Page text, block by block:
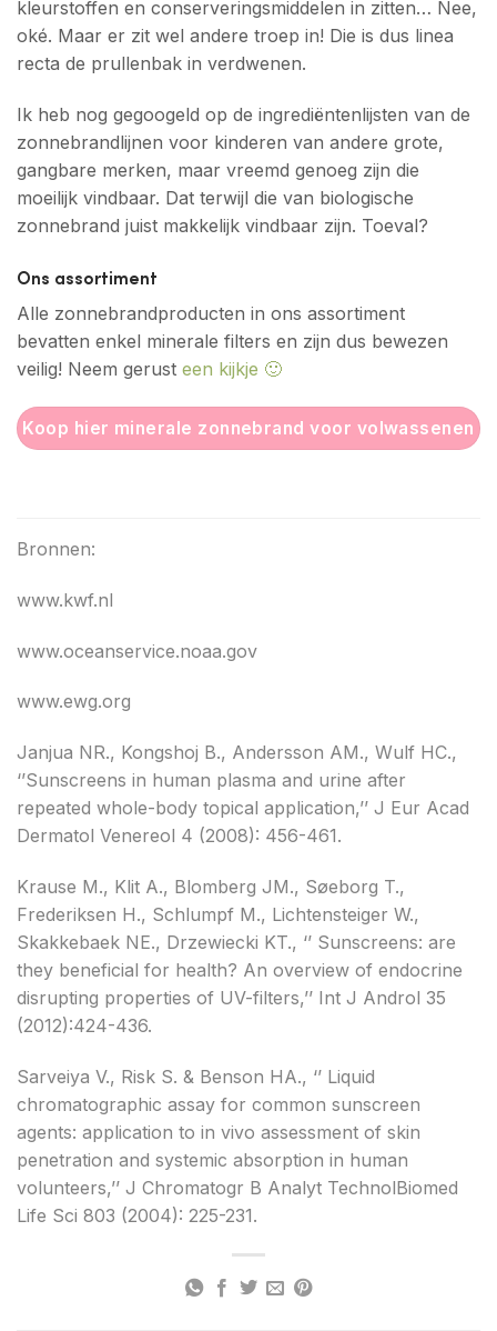
kleurstoffen en conserveringsmiddelen in zitten… Nee,
oké. Maar er zit wel andere troep in! Die is dus linea
recta de prullenbak in verdwenen.
Ik heb nog gegoogeld op de ingrediëntenlijsten van de
zonnebrandlijnen voor kinderen van andere grote,
gangbare merken, maar vreemd genoeg zijn die
moeilijk vindbaar. Dat terwijl die van biologische
zonnebrand juist makkelijk vindbaar zijn. Toeval?
Ons assortiment
Alle zonnebrandproducten in ons assortiment
bevatten enkel minerale filters en zijn dus bewezen
veilig! Neem gerust een kijkje 🙂
Koop hier minerale zonnebrand voor volwassenen
Bronnen:
www.kwf.nl
www.oceanservice.noaa.gov
www.ewg.org
Janjua NR., Kongshoj B., Andersson AM., Wulf HC.,
‘’Sunscreens in human plasma and urine after
repeated whole-body topical application,’’ J Eur Acad
Dermatol Venereol 4 (2008): 456-461.
Krause M., Klit A., Blomberg JM., Søeborg T.,
Frederiksen H., Schlumpf M., Lichtensteiger W.,
Skakkebaek NE., Drzewiecki KT., ‘’ Sunscreens: are
they beneficial for health? An overview of endocrine
disrupting properties of UV-filters,’’ Int J Androl 35
(2012):424-436.
Sarveiya V., Risk S. & Benson HA., ‘’ Liquid
chromatographic assay for common sunscreen
agents: application to in vivo assessment of skin
penetration and systemic absorption in human
volunteers,’’ J Chromatogr B Analyt TechnolBiomed
Life Sci 803 (2004): 225-231.